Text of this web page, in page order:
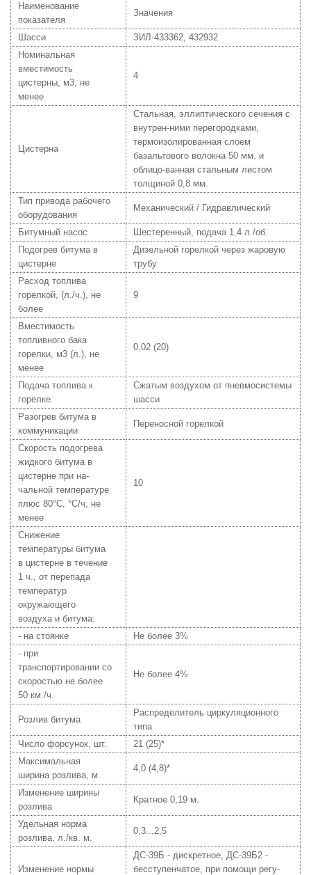
Наименование
показателя
Значения
Шасси
ЗИЛ-433362, 432932
Номинальная
вместимость
цистерны, м3, не
менее
4
Цистерна
Стальная, эллиптического сечения с
внутрен-ними перегородками,
термоизолированная слоем
базальтового волокна 50 мм. и
облицо-ванная стальным листом
толщиной 0,8 мм.
Тип привода рабочего
оборудования
Механический / Гидравлический
Битумный насос
Шестеренный, подача 1,4 л./об.
Подогрев битума в
цистерне
Дизельной горелкой через жаровую
трубу
Расход топлива
горелкой, (л./ч.), не
более
9
Вместимость
топливного бака
горелки, м3 (л.), не
менее
0,02 (20)
Подача топлива к
горелке
Сжатым воздухом от пневмосистемы
шасси
Разогрев битума в
коммуникации
Переносной горелкой
Скорость подогрева
жидкого битума в
цистерне при на-
чальной температуре
плюс 80°С, °С/ч, не
менее
10
Снижение
температуры битума
в цистерне в течение
1 ч., от перепада
температур
окружающего
воздуха и битума:
- на стоянке
Не более 3%
- при
транспортировании со
скоростью не более
50 км./ч.
Не более 4%
Розлив битума
Распределитель циркуляционного
типа
Число форсунок, шт.
21 (25)*
Максимальная
ширина розлива, м.
4,0 (4,8)*
Изменение ширины
розлива
Кратное 0,19 м.
Удельная норма
розлива, л./кв. м.
0,3...2,5
Изменение нормы
ДС-39Б - дискретное, ДС-39Б2 -
бесступенчатое, при помощи регу-